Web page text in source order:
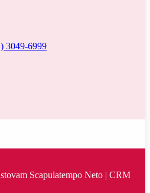
3049-6999
Scapulatempo Neto | CRM